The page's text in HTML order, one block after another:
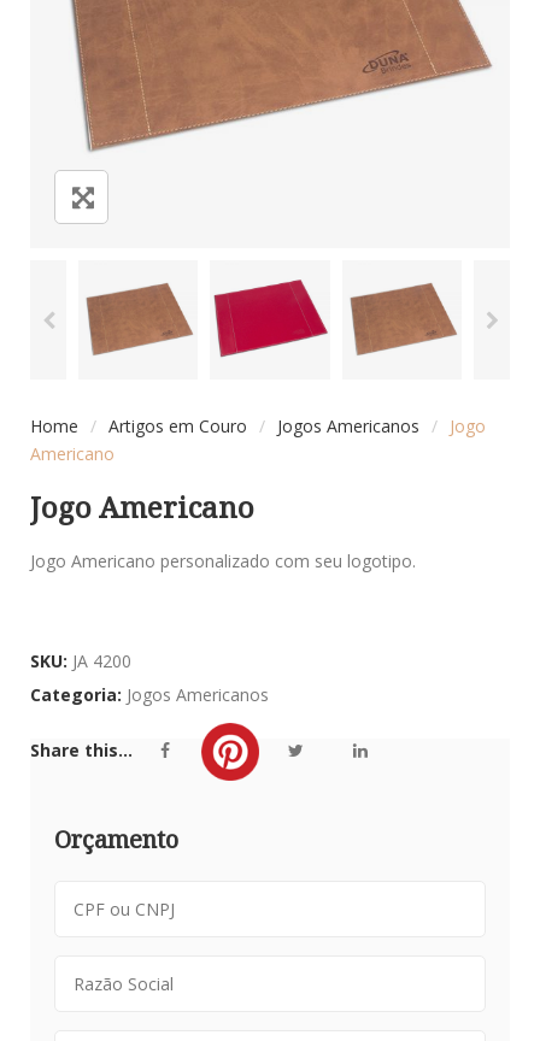
Home / Artigos em Couro / Jogos Americanos /
Jogo
Americano
Jogo Americano
Jogo Americano personalizado com seu logotipo.
SKU: JA 4200
Categoria: Jogos Americanos
Share this...
Orçamento